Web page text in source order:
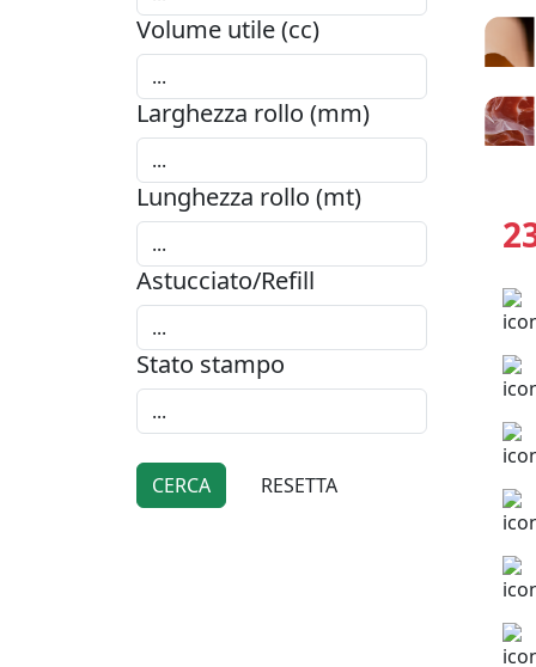
Volume utile (cc)
Larghezza rollo (mm)
Lunghezza rollo (mt)
Astucciato/Refill
Stato stampo